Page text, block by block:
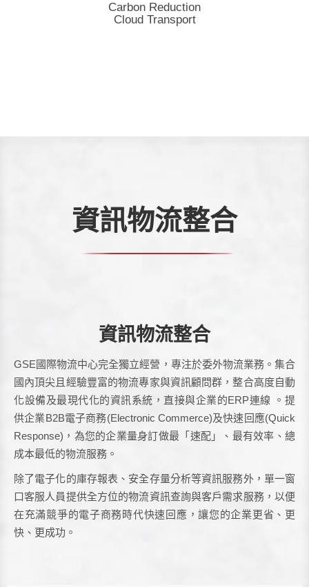
Carbon Reduction
Cloud Transport
資訊物流整合
資訊物流整合
GSE國際物流中心完全獨立經營，專注於委外物流業務。集合
國內頂尖且經驗豐富的物流專家與資訊顧問群，整合高度自動
化設備及最現代化的資訊系統，直接與企業的ERP連線 。提
供企業B2B電子商務(Electronic Commerce)及快速回應(Quick
Response)，為您的企業量身訂做最「速配」、最有效率、總
成本最低的物流服務。
除了電子化的庫存報表、安全存量分析等資訊服務外，單一窗
口客服人員提供全方位的物流資訊查詢與客戶需求服務，以便
在充滿競爭的電子商務時代快速回應，讓您的企業更省、更
快、更成功。